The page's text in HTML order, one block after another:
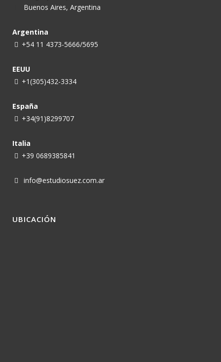
Buenos Aires, Argentina
Argentina
+54 11 4373-5666/5695
EEUU
+1(305)432-3334
España
+34(91)8299707
Italia
+39 0689385841
info@estudiosuez.com.ar
UBICACIÓN